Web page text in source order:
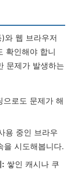
와 웹 브라우저
확인해야 합니
문제가 발생하는
으로도 문제가 해
용 중인 브라우
을 시도해봅니다.
: 쌓인 캐시나 쿠